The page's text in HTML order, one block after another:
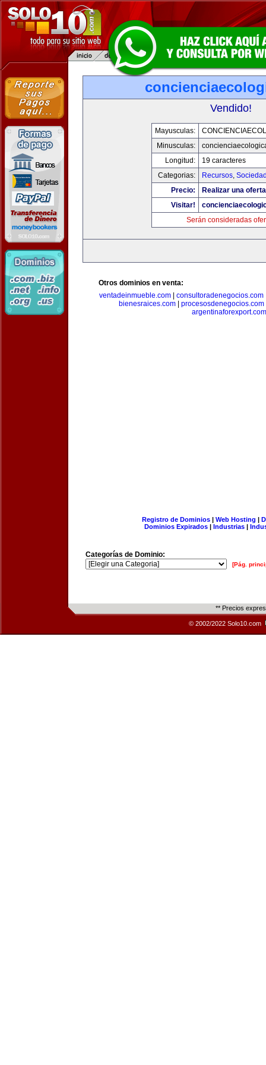
Vendido!
Mayusculas:
Minusculas:
Longitud:
19 caracteres
Categorias:
Recursos,
Precio:
Realizar una
Visitar!
Serán consideradas
Otros dominios en venta:
ventadeinmueble.com| consultoradenegocios.com
bienesraices.com
procesosdenegocios.com
argentinaforexport.com
Registro de Dominios| Web Hosting |
Dominios Expirados | Industrias |
Categorías de Dominio:
[Pág.
** Precios
© 2002/2022 Solo10.com